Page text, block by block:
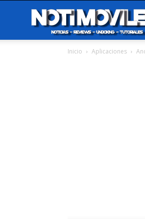
Inicio Aplicaciones